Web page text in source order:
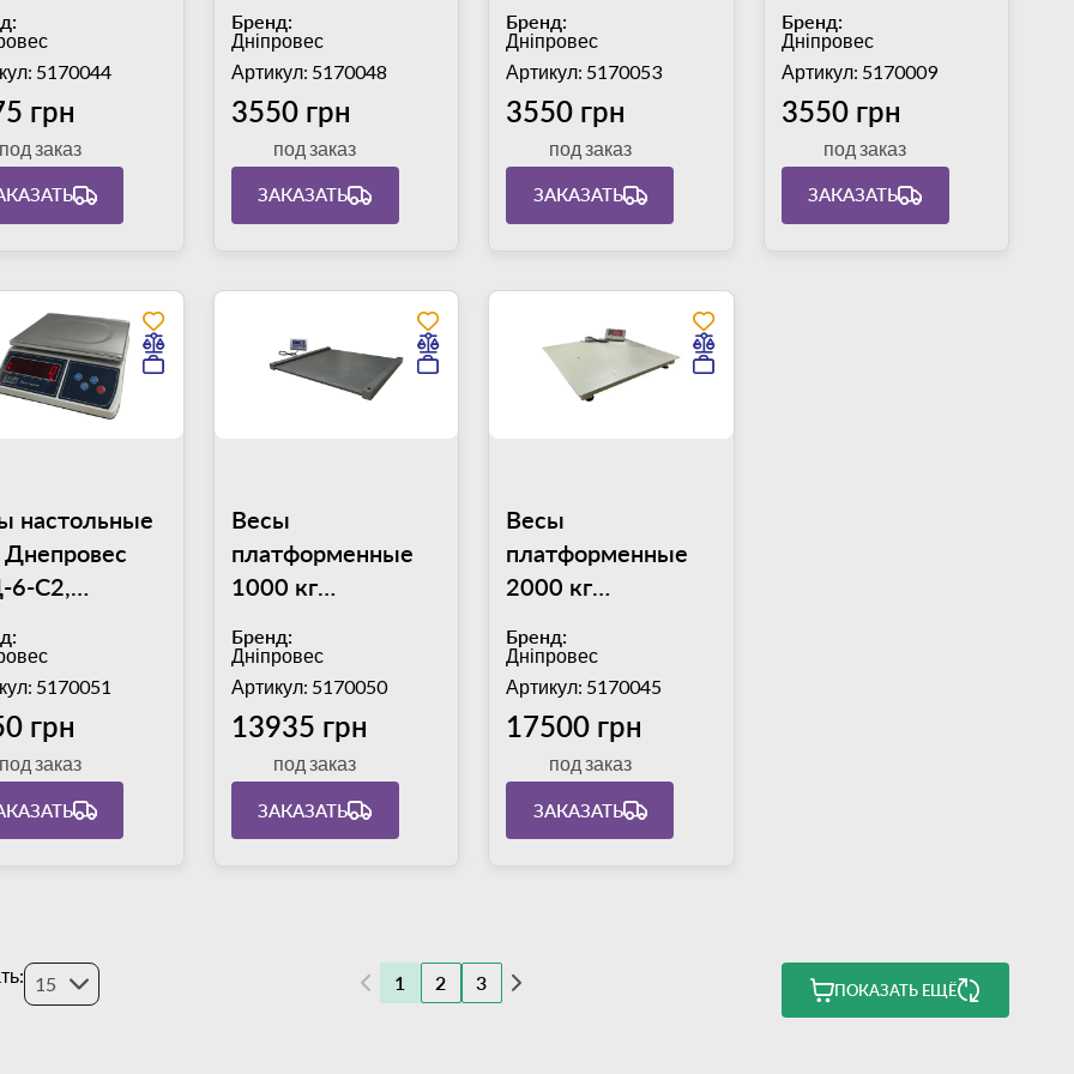
ССЧ,
мм,
0,5 г
5170044
грн
под заказ
ВТД-15-Т3Е,
платформа
245х195 мм,
погрешность 1 г
Бренд:
Дніпровес
Артикул: 5170048
3550 грн
под заказ
ЗАКАЗАТЬ
300х235 мм
Бренд:
Дніпровес
Артикул: 5170053
3550 грн
под заказ
ЗАКАЗАТЬ
245х195 мм,
погрешность 10 г
Бренд:
Дніпровес
Артикул: 5170009
3550 грн
под заказ
ЗАКАЗАТЬ
настольные
Днепровес
6-С2,
мм,
2 г
5170051
грн
под заказ
Весы
платформенные
1000 кг
ВПД-0808,
платформа
800х800 мм
Бренд:
Дніпровес
Артикул: 5170050
13935 грн
под заказ
ЗАКАЗАТЬ
Весы
платформенные
2000 кг
ВПД-1212-2,
платформа
1200х1200 мм
Бренд:
Дніпровес
Артикул: 5170045
17500 грн
под заказ
ЗАКАЗАТЬ
15 1 2 3 ПОКАЗАТЬ ЕЩЁ